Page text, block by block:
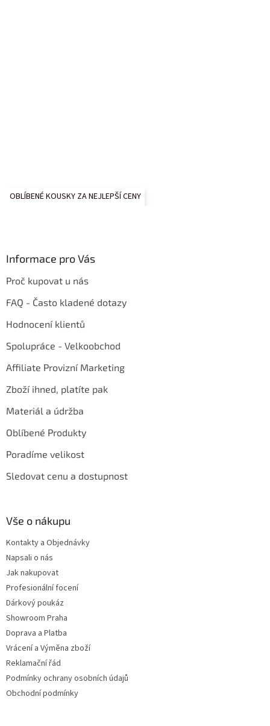
OBLÍBENÉ KOUSKY ZA NEJLEPŠÍ CENY
Informace pro Vás
Proč kupovat u nás
FAQ - Často kladené dotazy
Hodnocení klientů
Spolupráce - Velkoobchod
Affiliate Provizní Marketing
Zboží ihned, platíte pak
Materiál a údržba
Oblíbené Produkty
Poradíme velikost
Sledovat cenu a dostupnost
Vše o nákupu
Kontakty a Objednávky
Napsali o nás
Jak nakupovat
Profesionální focení
Dárkový poukáz
Showroom Praha
Doprava a Platba
Vrácení a Výměna zboží
Reklamační řád
Podmínky ochrany osobních údajů
Obchodní podmínky